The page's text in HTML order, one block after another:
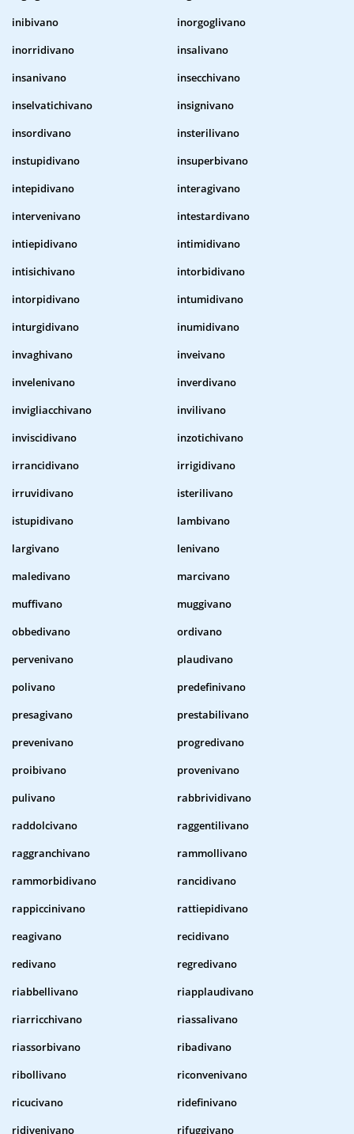
inibivano
inorgoglivano
inorridivano
insalivano
insanivano
insecchivano
inselvatichivano
insignivano
insordivano
insterilivano
instupidivano
insuperbivano
intepidivano
interagivano
intervenivano
intestardivano
intiepidivano
intimidivano
intisichivano
intorbidivano
intorpidivano
intumidivano
inturgidivano
inumidivano
invaghivano
inveivano
invelenivano
inverdivano
invigliacchivano
invilivano
inviscidivano
inzotichivano
irrancidivano
irrigidivano
irruvidivano
isterilivano
istupidivano
lambivano
largivano
lenivano
maledivano
marcivano
muffivano
muggivano
obbedivano
ordivano
pervenivano
plaudivano
polivano
predefinivano
presagivano
prestabilivano
prevenivano
progredivano
proibivano
provenivano
pulivano
rabbrividivano
raddolcivano
raggentilivano
raggranchivano
rammollivano
rammorbidivano
rancidivano
rappiccinivano
rattiepidivano
reagivano
recidivano
redivano
regredivano
riabbellivano
riapplaudivano
riarricchivano
riassalivano
riassorbivano
ribadivano
ribollivano
riconvenivano
ricucivano
ridefinivano
ridivenivano
rifuggivano